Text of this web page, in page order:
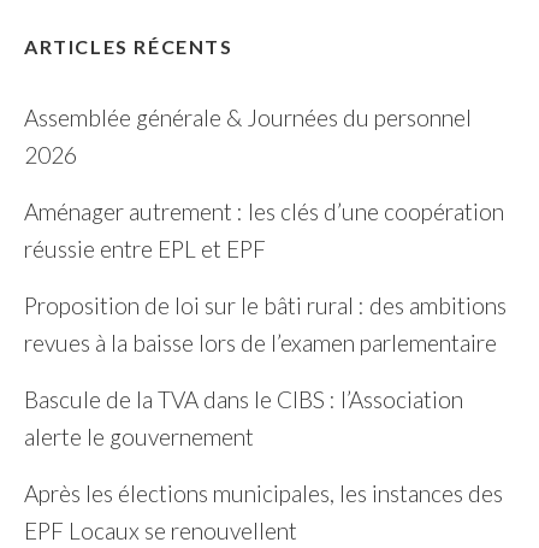
ARTICLES RÉCENTS
Assemblée générale & Journées du personnel
2026
Aménager autrement : les clés d’une coopération
réussie entre EPL et EPF
Proposition de loi sur le bâti rural : des ambitions
revues à la baisse lors de l’examen parlementaire
Bascule de la TVA dans le CIBS : l’Association
alerte le gouvernement
Après les élections municipales, les instances des
EPF Locaux se renouvellent